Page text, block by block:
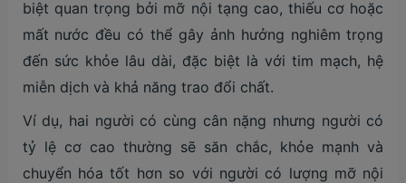
biệt quan trọng bởi mỡ nội tạng cao, thiếu cơ hoặc
mất nước đều có thể gây ảnh hưởng nghiêm trọng
đến sức khỏe lâu dài, đặc biệt là với tim mạch, hệ
miễn dịch và khả năng trao đổi chất.
Ví dụ, hai người có cùng cân nặng nhưng người có
tỷ lệ cơ cao thường sẽ săn chắc, khỏe mạnh và
chuyển hóa tốt hơn so với người có lượng mỡ nội